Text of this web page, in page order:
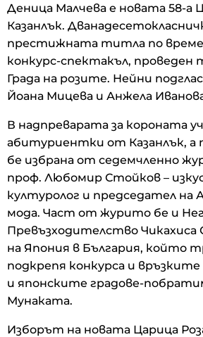
Деница Малчева е новата 58-а
Казанлък.
престижната титла по време
конкурс-спектакъл, проведен
Града на розите. Нейни
Йоана Мицева и Анжела
В надпреварата за короната
абитуриентки от Казанлък, а
бе избрана от седемчленно
проф. Любомир Стойков –
културолог и председател на
мода. Част от журито бе и
Превъзходителство Чикахиса
на Япония в България, който
подкрепя конкурса и
и японските градове-
Мунаката.
Изборът на новата Царица